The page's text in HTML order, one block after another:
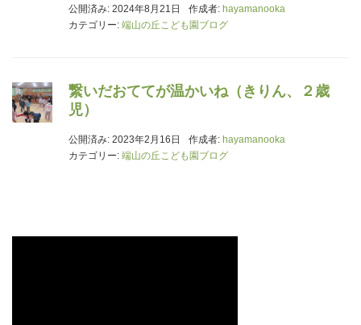
公開済み: 2024年8月21日 作成者: hayamanooka
カテゴリー: 端山の丘こども園ブログ
繋いだおててが温かいね（きりん、２歳
児）
公開済み: 2023年2月16日 作成者: hayamanooka
カテゴリー: 端山の丘こども園ブログ